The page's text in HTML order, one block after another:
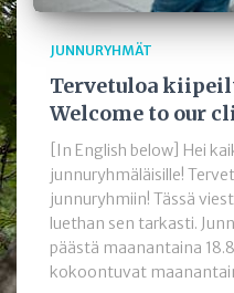
JUNNURYHMÄT
Tervetuloa
Welcome to our
[In English below] Hei
junnuryhmäläisille!
junnuryhmiin! Tässä
luethan sen tarkasti.
päästä maanantaina
kokoontuvat